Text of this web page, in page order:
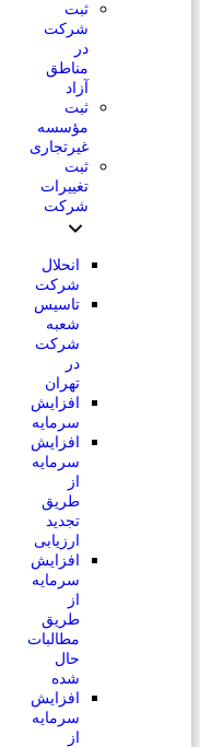
ثبت
شرکت
در
مناطق
آزاد
ثبت
مؤسسه
غیرتجاری
ثبت
تغییرات
شرکت
انحلال
شرکت
تاسیس
شعبه
شرکت
در
تهران
افزایش
سرمایه
افزایش
سرمایه
از
طریق
تجدید
ارزیابی
افزایش
سرمایه
از
طریق
مطالبات
حال
شده
افزایش
سرمایه
از